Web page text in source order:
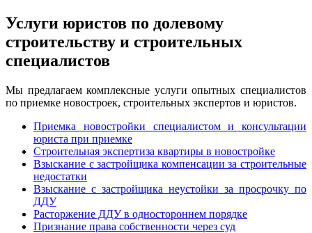
Услуги юристов по долевому
строительству и строительных
специалистов
Мы предлагаем комплексные услуги опытных специалистов
по приемке новостроек, строительных экспертов и юристов.
Приемка новостройки специалистом и консультации
юриста при приемке
Строительная экспертиза квартиры в новостройке
Взыскание с застройщика компенсации за строительные
недостатки
Взыскание с застройщика неустойки за просрочку по
ДДУ
Расторжение ДДУ в одностороннем порядке
Признание права собственности через суд